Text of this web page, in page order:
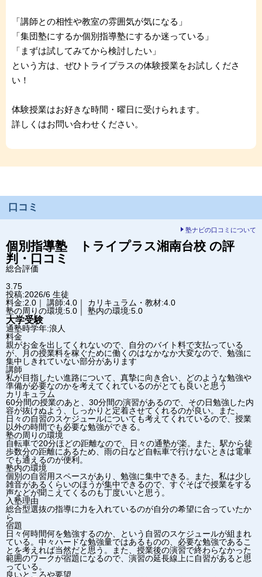
「講師との相性や教室の雰囲気が気になる」
「集団塾にするか個別指導塾にするか迷っている」
「まずは試してみてから検討したい」
という方は、ぜひトライプラスの体験授業をお試しくださ
い！
体験授業はお好きな時間・曜日に受けられます。
詳しくはお問い合わせください。
口コミ
塾ナビの口コミについて
個別指導塾 トライプラス湘南台校 の評
判・口コミ
総合評価
3.75
投稿:2026/6 生徒
料金:2.0｜ 講師:4.0｜ カリキュラム・教材:4.0
塾の周りの環境:5.0｜ 塾内の環境:5.0
大学受験
通塾時学年:浪人
料金
親がお金を出してくれないので、自分のバイト料で支払っている
が、月の授業料を稼ぐために働くのはなかなか大変なので、勉強に
集中しきれていない部分があります
講師
私が目指したい進路について、真摯に向き合い、どのような勉強や
準備が必要なのかを考えてくれているのがとても良いと思う
カリキュラム
60分間の授業のあと、30分間の演習があるので、その日勉強した内
容が抜けぬよう、しっかりと定着させてくれるのが良い。また、
日々の自習のスケジュールについても考えてくれているので、授業
以外の時間でも必要な勉強ができる。
塾の周りの環境
自転車で20分ほどの距離なので、日々の通塾が楽。また、駅から徒
歩数分の距離にあるため、雨の日など自転車で行けないときは電車
でも通えるのが便利。
塾内の環境
個別の自習用スペースがあり、勉強に集中できる。また、私は少し
雑音があるくらいのほうが集中できるので、すぐそばで授業をする
声などが聞こえてくるのも丁度いいと思う。
入塾理由
総合型選抜の指導に力を入れているのが自分の希望に合っていたか
ら
宿題
日々何時間何を勉強するのか、という自習のスケジュールが組まれ
ている。中々ハードな勉強量ではあるものの、必要な勉強であるこ
とを考えれば当然だと思う。また、授業後の演習で終わらなかった
範囲のワークが宿題になるので、演習の延長線上に自習があると思
っている。
良いところや要望